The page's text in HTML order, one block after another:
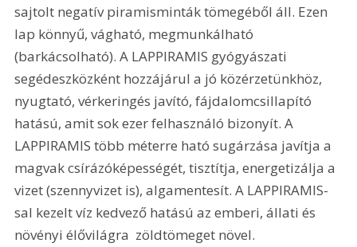
sajtolt negatív piramisminták tömegéből áll. Ezen
lap könnyű, vágható, megmunkálható
(barkácsolható). A LAPPIRAMIS gyógyászati
segédeszközként hozzájárul a jó közérzetünkhöz,
nyugtató, vérkeringés javító, fájdalomcsillapító
hatású, amit sok ezer felhasználó bizonyít. A
LAPPIRAMIS több méterre ható sugárzása javítja a
magvak csírázóképességét, tisztítja, energetizálja a
vizet (szennyvizet is), algamentesít. A LAPPIRAMIS-
sal kezelt víz kedvező hatású az emberi, állati és
növényi élővilágra  zöldtömeget növel.